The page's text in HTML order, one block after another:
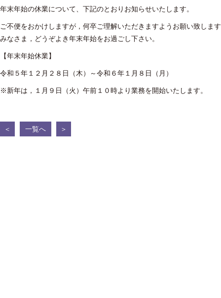
年末年始の休業について、下記のとおりお知らせいたします。
ご不便をおかけしますが，何卒ご理解いただきますようお願い致しま
みなさま，どうぞよき年末年始をお過ごし下さい。
【年末年始休業】
令和５年１２月２８日（木）～令和６年１月８日（月）
※新年は，１月９日（火）午前１０時より業務を開始いたします。
＜ 一覧へ ＞